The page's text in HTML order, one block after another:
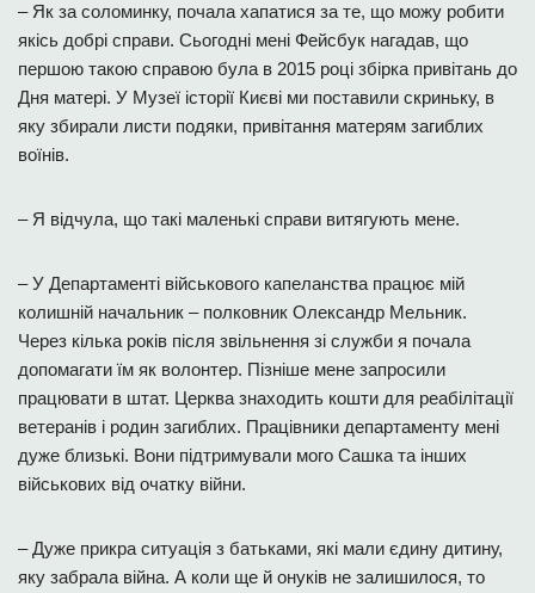
– Як за соломинку, почала хапатися за те, що можу робити
якісь добрі справи. Сьогодні мені Фейсбук нагадав, що
першою такою справою була в 2015 році збірка привітань до
Дня матері. У Музеї історії Києві ми поставили скриньку, в
яку збирали листи подяки, привітання матерям загиблих
воїнів.
– Я відчула, що такі маленькі справи витягують мене.
– У Департаменті військового капеланства працює мій
колишній начальник – полковник Олександр Мельник.
Через кілька років після звільнення зі служби я почала
допомагати їм як волонтер. Пізніше мене запросили
працювати в штат. Церква знаходить кошти для реабілітації
ветеранів і родин загиблих. Працівники департаменту мені
дуже близькі. Вони підтримували мого Сашка та інших
військових від очатку війни.
– Дуже прикра ситуація з батьками, які мали єдину дитину,
яку забрала війна. А коли ще й онуків не залишилося, то